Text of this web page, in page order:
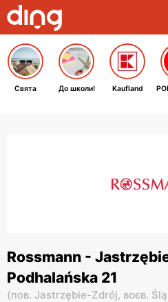
Свята До школи! Kaufland
Rossmann -
Podhalańska 21
(пов. Jastrzębie-Zdrój, воєв.